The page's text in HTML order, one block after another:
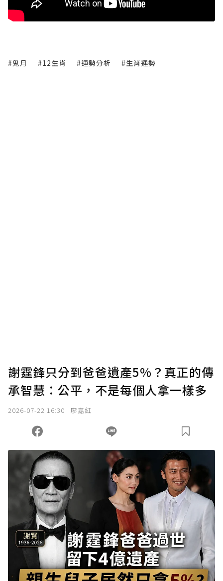
#鬼月 #12生肖 #運勢分析 #生肖運勢
謝霆鋒只分到爸爸遺產5%？真正的傳
承智慧：公平，不是每個人拿一樣多
2026-07-22 16:30 廖嘉紅